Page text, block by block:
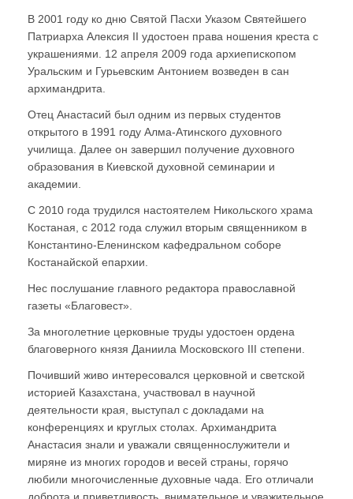
В 2001 году ко дню Святой Пасхи Указом Святейшего
Патриарха Алексия II удостоен права ношения креста с
украшениями. 12 апреля 2009 года архиепископом
Уральским и Гурьевским Антонием возведен в сан
архимандрита.
Отец Анастасий был одним из первых студентов
открытого в 1991 году Алма-Атинского духовного
училища. Далее он завершил получение духовного
образования в Киевской духовной семинарии и
академии.
С 2010 года трудился настоятелем Никольского храма
Костаная, с 2012 года служил вторым священником в
Константино-Еленинском кафедральном соборе
Костанайской епархии.
Нес послушание главного редактора православной
газеты «Благовест».
За многолетние церковные труды удостоен ордена
благоверного князя Даниила Московского ΙΙΙ степени.
Почивший живо интересовался церковной и светской
историей Казахстана, участвовал в научной
деятельности края, выступал с докладами на
конференциях и круглых столах. Архимандрита
Анастасия знали и уважали священнослужители и
миряне из многих городов и весей страны, горячо
любили многочисленные духовные чада. Его отличали
доброта и приветливость, внимательное и уважительное